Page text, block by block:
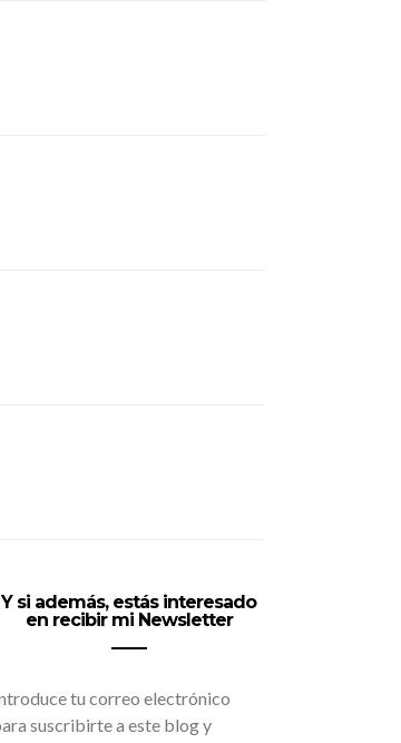
Y si además, estás interesado
en recibir mi Newsletter
tu correo electrónico
suscribirte a este blog y